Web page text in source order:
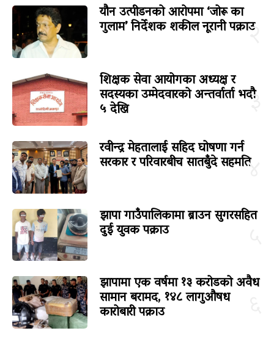
२
यौन उत्पीडनको आरोपमा ‘जोरू का
गुलाम’ निर्देशक शकील नूरानी पक्राउ
३
शिक्षक सेवा आयोगका अध्यक्ष र
सदस्यका उम्मेदवारको अन्तर्वार्ता भदौ
५ देखि
४
रवीन्द्र मेहतालाई सहिद घोषणा गर्न
सरकार र परिवारबीच सातबुँदे सहमति
झापा गाउँपालिकामा ब्राउन सुगरसहित
दुई युवक पक्राउ
झापामा एक वर्षमा १३ करोडको अवैध
सामान बरामद, १४८ लागुऔषध
कारोबारी पक्राउ